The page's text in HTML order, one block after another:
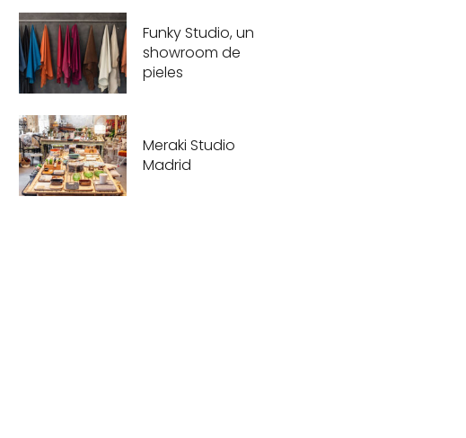
Funky Studio, un
showroom de
pieles
Meraki Studio
Madrid